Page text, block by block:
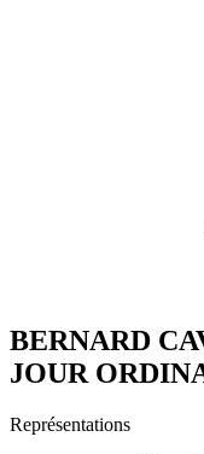
BERNARD
JOUR
Représentations